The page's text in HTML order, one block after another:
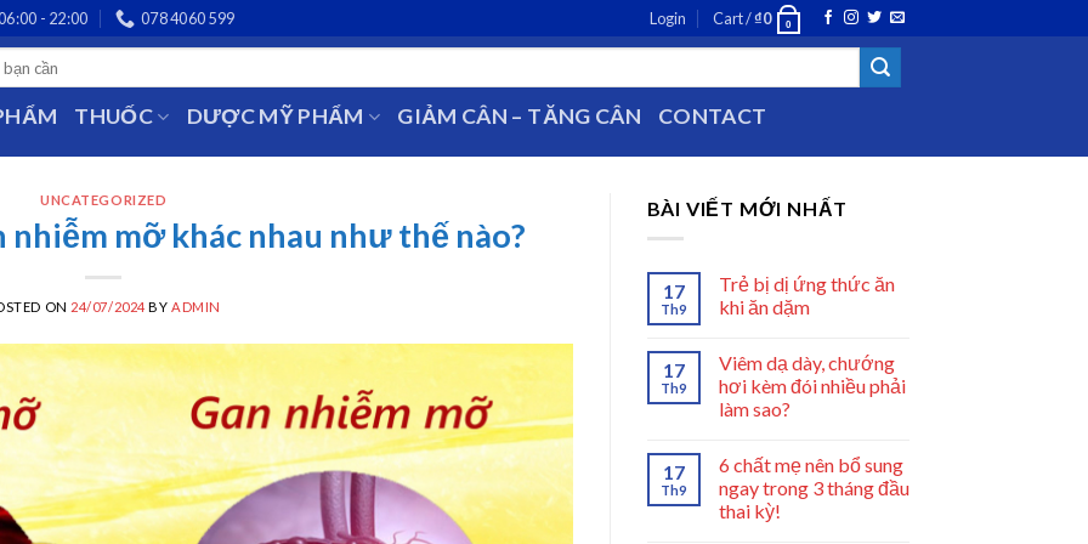
- 22:00 078 4060 599 Login Cart /₫0 0
THUỐC DƯỢC MỸ PHẨM GIẢM CÂN – TĂNG CÂN CONTACT
UNCATEGORIZED
nhiễm mỡ khác nhau như thế nào?
ON 24/07/2024 BY ADMIN
BÀI VIẾT MỚI NHẤT
17
Th9
Trẻ bị dị ứng thức ăn
khi ăn dặm
17
Th9
Viêm dạ dày, chướng
hơi kèm đói nhiều phải
làm sao?
17
Th9
6 chất mẹ nên bổ sung
ngay trong 3 tháng đầu
thai kỳ!